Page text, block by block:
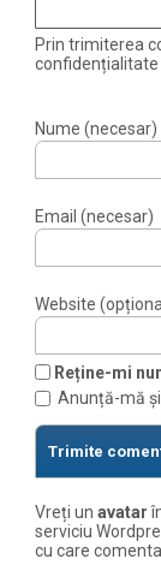
Prin trimiterea
confidențialitate
Nume (necesar)
Email (necesar)
Website
Reține-mi
Anunță-mă
Vreți unavatar
serviciu
cu care